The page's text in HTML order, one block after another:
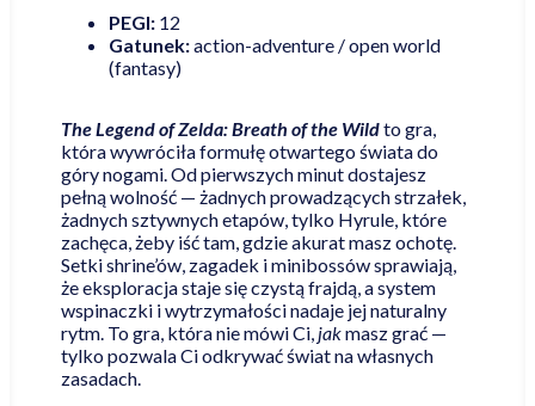
PEGI: 12
Gatunek:action-adventure / open world
(fantasy)
The Legend of Zelda: Breath of the Wildto gra,
która wywróciła formułę otwartego świata do
góry nogami. Od pierwszych minut dostajesz
pełną wolność — żadnych prowadzących strzałek,
żadnych sztywnych etapów, tylko Hyrule, które
zachęca, żeby iść tam, gdzie akurat masz ochotę.
Setki shrine’ów, zagadek i minibossów sprawiają,
że eksploracja staje się czystą frajdą, a system
wspinaczki i wytrzymałości nadaje jej naturalny
rytm. To gra, która nie mówi Ci, jakmasz grać —
tylko pozwala Ci odkrywać świat na własnych
zasadach.